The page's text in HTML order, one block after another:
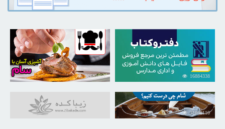
16884338
30262953
31048110